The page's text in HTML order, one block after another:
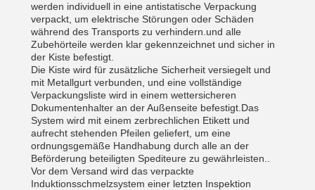
werden individuell in eine antistatische Verpackung
verpackt, um elektrische Störungen oder Schäden
während des Transports zu verhindern.und alle
Zubehörteile werden klar gekennzeichnet und sicher in
der Kiste befestigt.
Die Kiste wird für zusätzliche Sicherheit versiegelt und
mit Metallgurt verbunden, und eine vollständige
Verpackungsliste wird in einem wettersicheren
Dokumentenhalter an der Außenseite befestigt.Das
System wird mit einem zerbrechlichen Etikett und
aufrecht stehenden Pfeilen geliefert, um eine
ordnungsgemäße Handhabung durch alle an der
Beförderung beteiligten Spediteure zu gewährleisten..
Vor dem Versand wird das verpackte
Induktionsschmelzsystem einer letzten Inspektion